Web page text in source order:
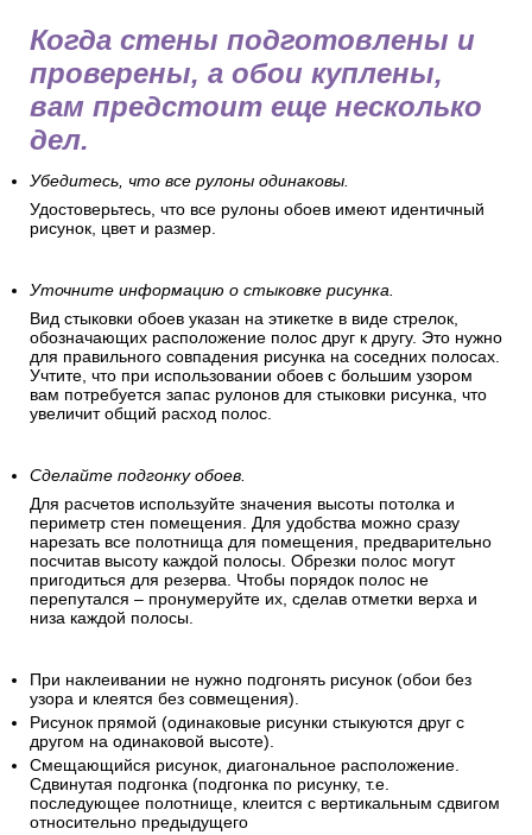
Когда стены подготовлены и
проверены, а обои куплены,
вам предстоит еще несколько
дел.
Убедитесь, что все рулоны одинаковы.
Удостоверьтесь, что все рулоны обоев имеют идентичный
рисунок, цвет и размер.
Уточните информацию о стыковке рисунка.
Вид стыковки обоев указан на этикетке в виде стрелок,
обозначающих расположение полос друг к другу. Это нужно
для правильного совпадения рисунка на соседних полосах.
Учтите, что при использовании обоев с большим узором
вам потребуется запас рулонов для стыковки рисунка, что
увеличит общий расход полос.
Сделайте подгонку обоев.
Для расчетов используйте значения высоты потолка и
периметр стен помещения. Для удобства можно сразу
нарезать все полотнища для помещения, предварительно
посчитав высоту каждой полосы. Обрезки полос могут
пригодиться для резерва. Чтобы порядок полос не
перепутался – пронумеруйте их, сделав отметки верха и
низа каждой полосы.
При наклеивании не нужно подгонять рисунок (обои без
узора и клеятся без совмещения).
Рисунок прямой (одинаковые рисунки стыкуются друг с
другом на одинаковой высоте).
Смещающийся рисунок, диагональное расположение.
Сдвинутая подгонка (подгонка по рисунку, т.е.
последующее полотнище, клеится с вертикальным сдвигом
относительно предыдущего